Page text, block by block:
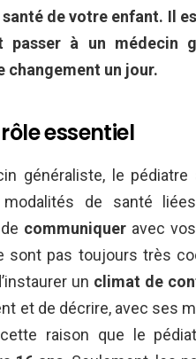
de votre enfant. Il
à un médecin
changement un jour.
essentiel
généraliste, le pédiatre
de santé
communiqueravec
sont pas toujours très
un climat de
et de décrire, avec ses
cette raison que le